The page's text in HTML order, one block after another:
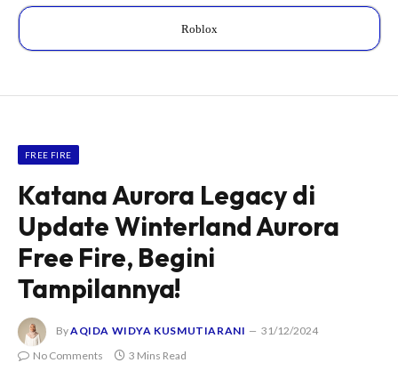
Roblox
FREE FIRE
Katana Aurora Legacy di
Update Winterland Aurora
Free Fire, Begini
Tampilannya!
ByAQIDA WIDYA KUSMUTIARANI
31/12/2024
No Comments
3 Mins Read